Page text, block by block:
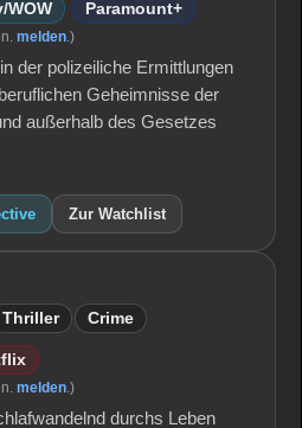
WOW Paramount+
melden.)
der polizeiliche Ermittlungen
Geheimnisse der
außerhalb des Gesetzes
Zur Watchlist
Thriller Crime
melden.)
durchs Leben